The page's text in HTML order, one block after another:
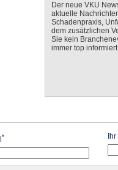
Der neue VKU
aktuelle
Schadenpraxis,
dem zusätzlichen
Sie kein
immer top
*